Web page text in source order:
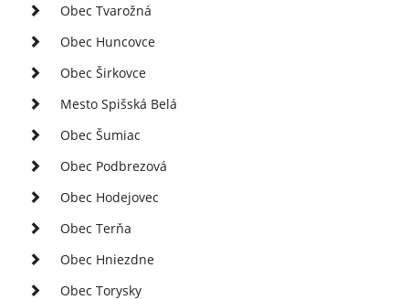
Obec Tvarožná
Obec Huncovce
Obec Širkovce
Mesto Spišská Belá
Obec Šumiac
Obec Podbrezová
Obec Hodejovec
Obec Terňa
Obec Hniezdne
Obec Torysky